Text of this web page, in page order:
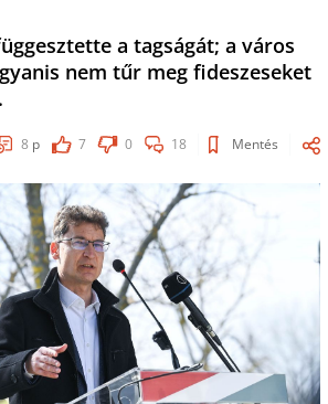
a tagságát; a város
nem tűr meg fideszeseket
8 p 7 0 18 Mentés